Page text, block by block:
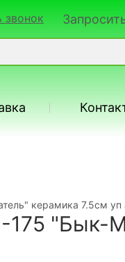
звонок
керамика 7.5см
175 "Бык-